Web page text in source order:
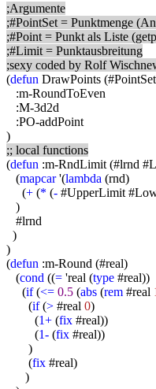
;Argumente
;#PointSet = Punktmenge
;#Point = Punkt als Liste
;#Limit = Punktausbreitung
;sexy coded by Rolf
(defun DrawPoints
:m-RoundToEven
:M-3d2d
:PO-addPoint
)
;; local functions
(defun :m-RndLimit (#lrnd
(mapcar'(lambda (rnd)
(+ (* (- #UpperLimit
)
#lrnd
)
)
(defun :m-Round (#real)
(cond ((= 'real (type #real))
(if(<= 0.5 (abs (rem #real
(if(> #real 0)
(1+ (fix #real))
(1- (fix #real))
)
(fix #real)
)